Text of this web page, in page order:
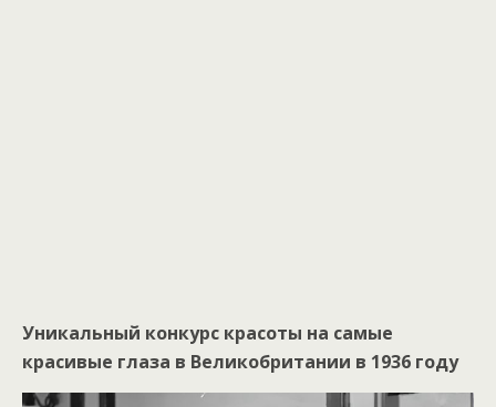
Уникальный конкурс красоты на самые
красивые глаза в Великобритании в 1936 году